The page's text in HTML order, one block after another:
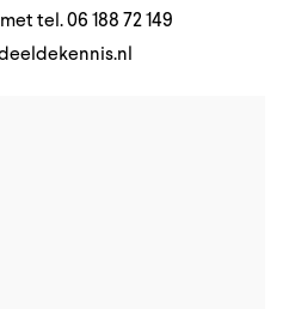
tel. 06 188 72 149